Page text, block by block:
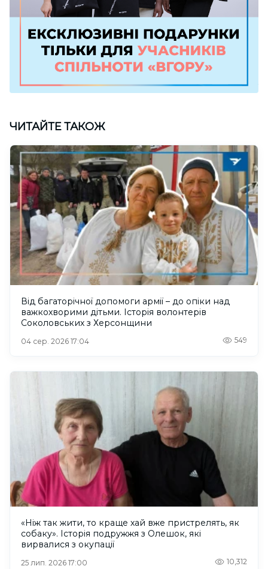
ЧИТАЙТЕ ТАКОЖ
Від багаторічної допомоги армії – до опіки над
важкохворими дітьми. Історія волонтерів
Соколовських з Херсонщини
04 сер. 2026 17:04 549
«Ніж так жити, то краще хай вже пристрелять, як
собаку». Історія подружжя з Олешок, які
вирвалися з окупації
25 лип. 2026 17:00 10,312